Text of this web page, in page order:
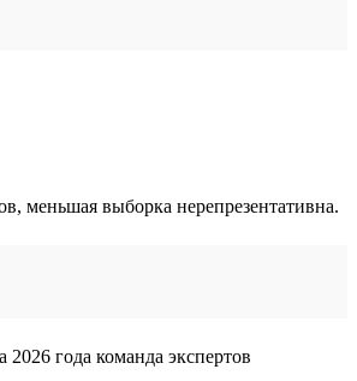
меньшая выборка нерепрезентативна.
года команда экспертов